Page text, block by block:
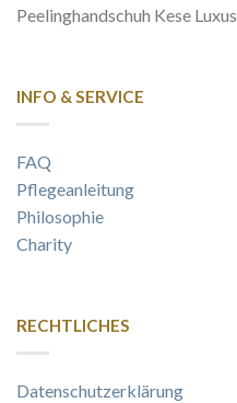
Peelinghandschuh Kese Luxus
INFO & SERVICE
FAQ
Pflegeanleitung
Philosophie
Charity
RECHTLICHES
Datenschutzerklärung